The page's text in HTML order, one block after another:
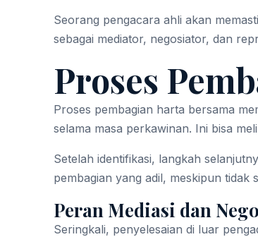
Seorang pengacara ahli akan
sebagai mediator, negosiator, dan
Proses
Proses pembagian harta bersama
selama masa perkawinan. Ini bisa
Setelah identifikasi, langkah
pembagian yang adil, meskipun
Peran Mediasi dan
Seringkali, penyelesaian di luar